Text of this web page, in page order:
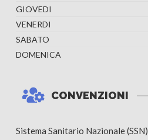
GIOVEDI
VENERDI
SABATO
DOMENICA
CONVENZIONI
Sistema Sanitario Nazionale (SSN)